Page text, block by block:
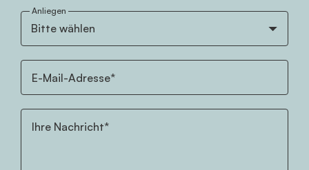
Anliegen
E-Mail-Adresse*
Ihre Nachricht*